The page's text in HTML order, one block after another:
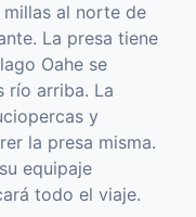
millas al norte de
La presa tiene
Oahe se
río arriba. La
y
la presa misma.
equipaje
todo el viaje.